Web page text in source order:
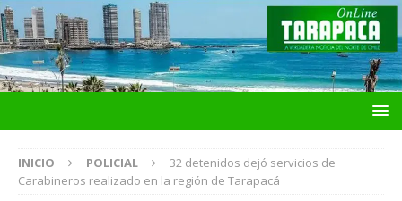
INICIO POLICIAL
32 detenidos dejó servicios de
Carabineros realizado en la región de Tarapacá